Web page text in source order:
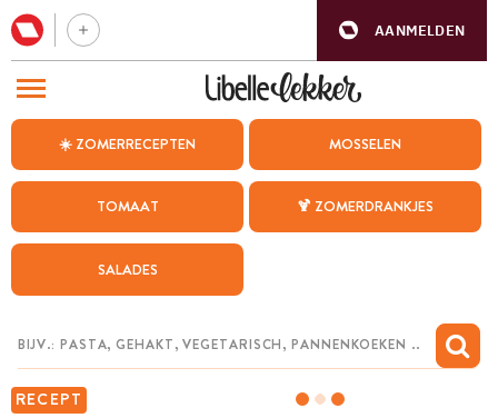
AANMELDEN
☀️ ZOMERRECEPTEN MOSSELEN
TOMAAT 🍹 ZOMERDRANKJES
SALADES
RECEPT
BEZOEK ONZE ANDERE WEBSITES
WEEKMENU
CHAT MET MAIA
MIJN BEWAARDE RECEPTEN